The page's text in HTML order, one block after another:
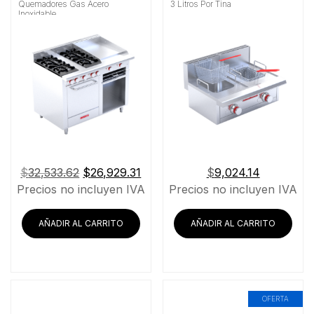
Quemadores Gas Acero
Inoxidable
$32,533.62 El
precio
era:
$32,533.62.
$26,929.31
precio
$26,929.31.
Precios no incluyen IVA
AÑADIR AL CARRITO
3 Litros Por Tina
$9,024.14
Precios no incluyen IVA
AÑADIR AL CARRITO
OFERTA